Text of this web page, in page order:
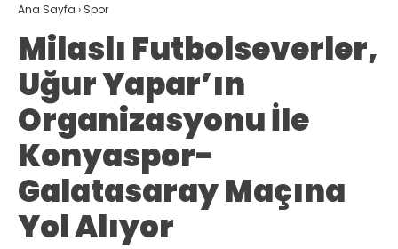
MUĞLA’DAN
ASAYIŞ
GÜNDEM
EKONOMI
SPOR
VEFAT
GENEL
Ana Sayfa › Spor
Milaslı Futbolseverler,
Uğur Yapar’ın
Organizasyonu İle
Konyaspor-
Galatasaray Maçına
Yol Alıyor